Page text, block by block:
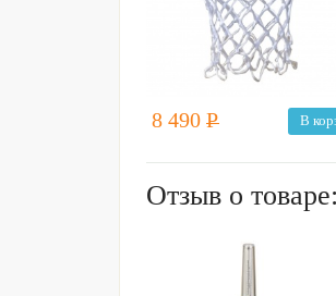
8 490 Р В
Отзыв о